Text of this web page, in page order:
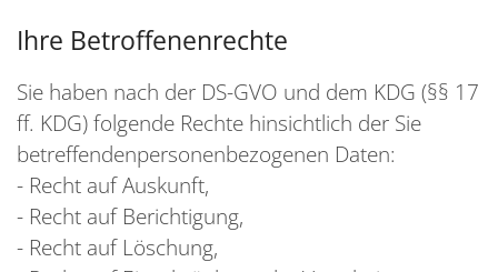
Ihre Betroffenenrechte
Sie haben nach der DS-GVO und dem KDG (§§ 17
ff. KDG) folgende Rechte hinsichtlich der Sie
betreffendenpersonenbezogenen Daten:
- Recht auf Auskunft,
- Recht auf Berichtigung,
- Recht auf Löschung,